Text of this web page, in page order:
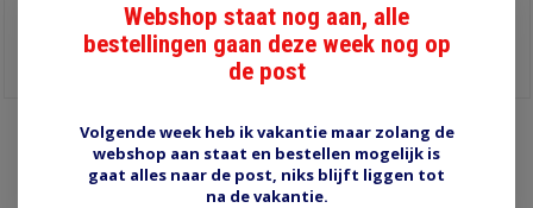
Diameter 3 mm, lengte 25
mm
Informatie
Pagina 1 van 1
Webshop staat nog aan, alle
bestellingen gaan deze week nog op
de post
Volgende week heb ik vakantie maar zolang de
webshop aan staat en bestellen mogelijk is
gaat alles naar de post, niks blijft liggen tot
na de vakantie.